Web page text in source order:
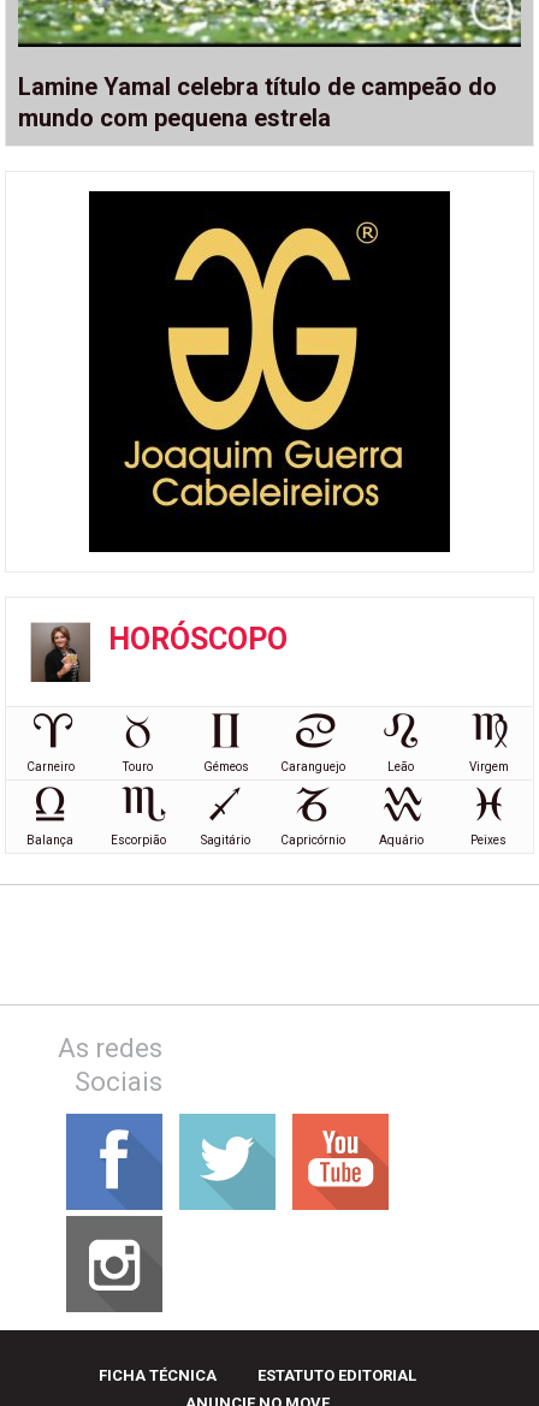
Lamine Yamal celebra título de campeão do
mundo com pequena estrela
HORÓSCOPO
Carneiro Touro Gémeos Caranguejo Leão Virgem
Balança Escorpião Sagitário Capricórnio Aquário Peixes
As redes
Sociais
FICHA TÉCNICA
ESTATUTO EDITORIAL